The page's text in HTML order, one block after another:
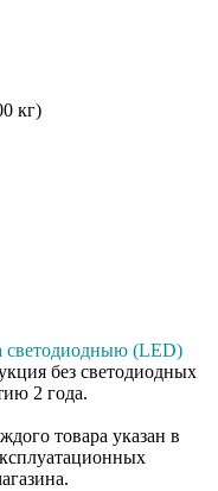
кг)
светодиодныю (LED)
без светодиодных
2 года.
товара указан в